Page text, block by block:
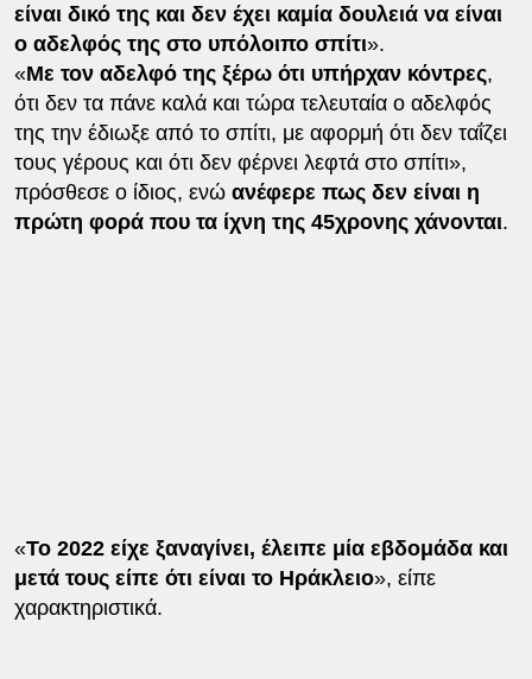
είναι δικό της και δεν έχει καμία δουλειά να είναι
ο αδελφός της στο υπόλοιπο σπίτι».
«Με τον αδελφό της ξέρω ότι υπήρχαν κόντρες,
ότι δεν τα πάνε καλά και τώρα τελευταία ο αδελφός
της την έδιωξε από το σπίτι, με αφορμή ότι δεν ταΐζει
τους γέρους και ότι δεν φέρνει λεφτά στο σπίτι»,
πρόσθεσε ο ίδιος, ενώ ανέφερε πως δεν είναι η
πρώτη φορά που τα ίχνη της 45χρονης χάνονται.
«Το 2022 είχε ξαναγίνει, έλειπε μία εβδομάδα και
μετά τους είπε ότι είναι το Ηράκλειο», είπε
χαρακτηριστικά.